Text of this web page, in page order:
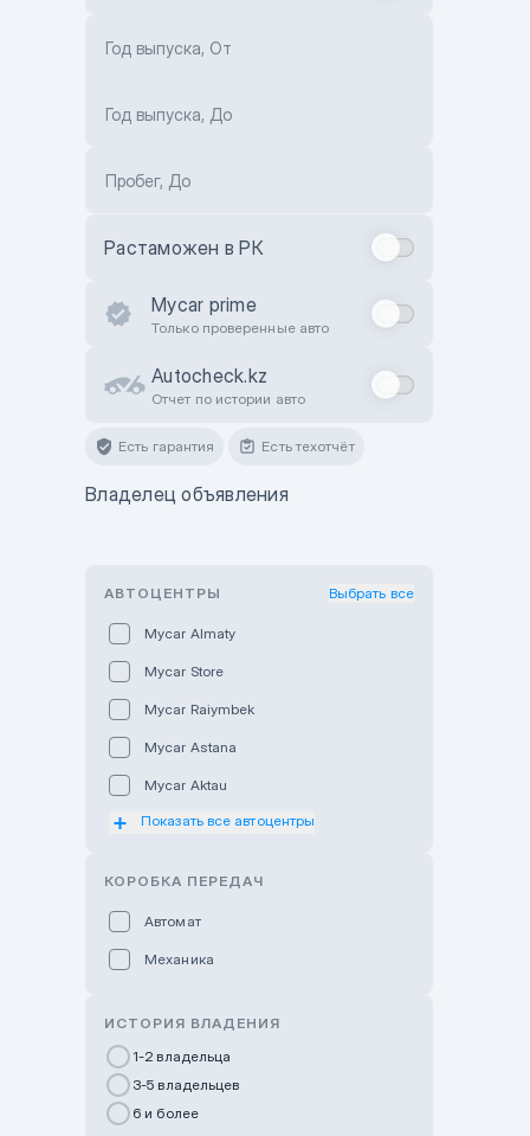
Год выпуска, От
Год выпуска, До
Пробег, До
Растаможен в РК
Mycar prime
Только проверенные авто
Autocheck.kz
Отчет по истории авто
Есть гарантия Есть техотчёт
Владелец объявления
АВТОЦЕНТРЫ Выбрать все
Mycar Almaty
Mycar Store
Mycar Raiymbek
Mycar Astana
Mycar Aktau
Mycar Uralsk
GWM Nurly Zhol
Chery Astana
Показать все автоцентры
КОРОБКА ПЕРЕДАЧ
Автомат
Механика
ИСТОРИЯ ВЛАДЕНИЯ
1-2 владельца
3-5 владельцев
6 и более